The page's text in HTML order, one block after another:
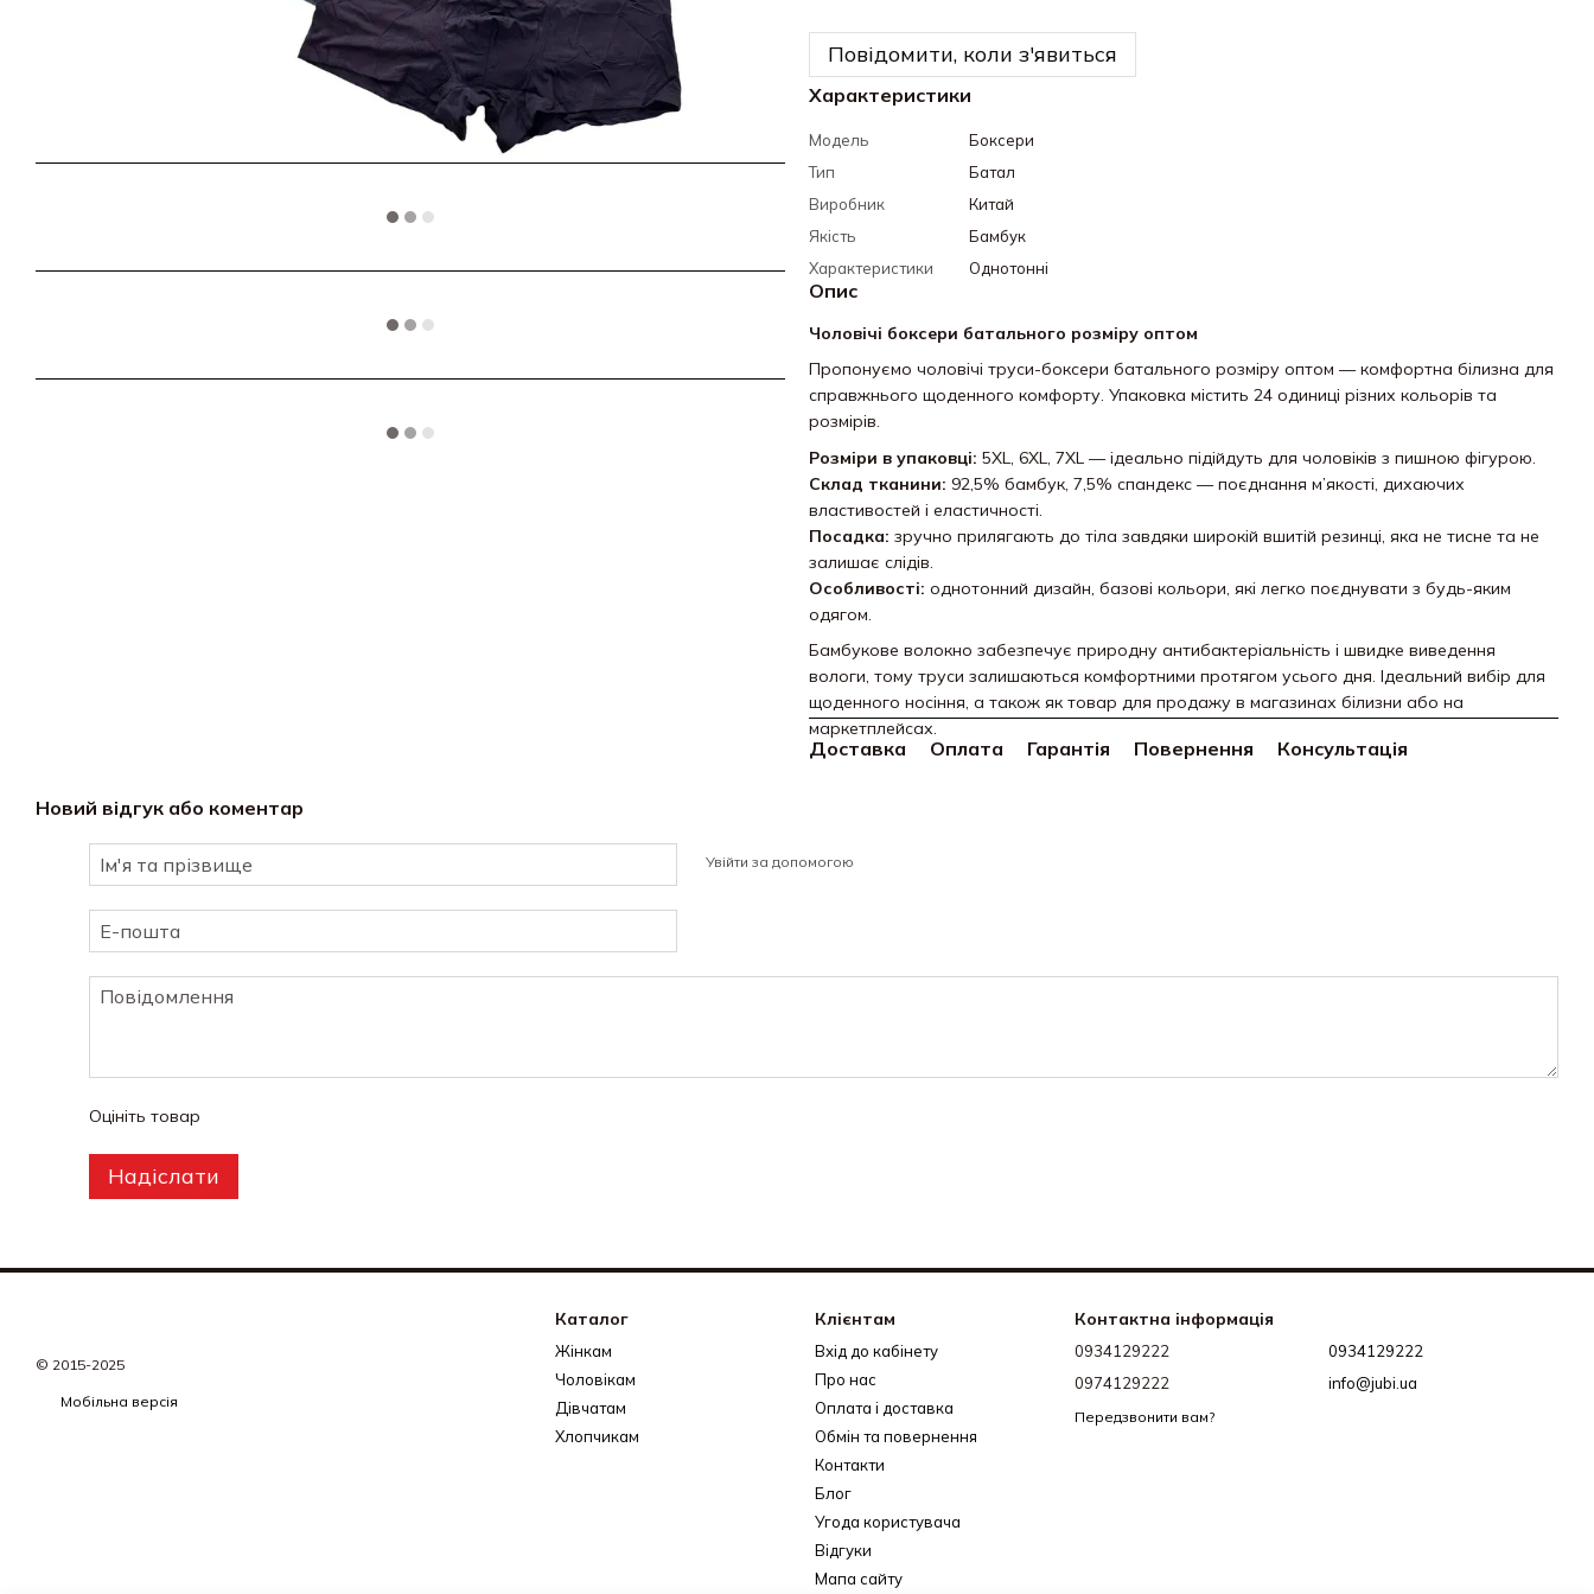
Повідомити, коли з'явиться
Характеристики
Модель
Боксери
Тип
Батал
Виробник
Китай
Якість
Бамбук
Характеристики
Однотонні
Опис
Чоловічі боксери батального розміру оптом
Пропонуємо чоловічі труси-боксери батального розміру оптом — комфортна білизна для
справжнього щоденного комфорту. Упаковка містить 24 одиниці різних кольорів та
розмірів.
Розміри в упаковці: 5XL, 6XL, 7XL — ідеально підійдуть для чоловіків з пишною фігурою.
Склад тканини: 92,5% бамбук, 7,5% спандекс — поєднання м’якості, дихаючих
властивостей і еластичності.
Посадка: зручно прилягають до тіла завдяки широкій вшитій резинці, яка не тисне та не
залишає слідів.
Особливості: однотонний дизайн, базові кольори, які легко поєднувати з будь-яким
одягом.
Бамбукове волокно забезпечує природну антибактеріальність і швидке виведення
вологи, тому труси залишаються комфортними протягом усього дня. Ідеальний вибір для
щоденного носіння, а також як товар для продажу в магазинах білизни або на
маркетплейсах.
Доставка Оплата Гарантія Повернення Консультація
Новий відгук або коментар
Увійти за допомогою
Оцініть товар
Надіслати
© 2015-2025
Мобільна версія
Каталог
Жінкам
Чоловікам
Дівчатам
Хлопчикам
Клієнтам
Вхід до кабінету
Про нас
Оплата і доставка
Обмін та повернення
Контакти
Блог
Угода користувача
Відгуки
Мапа сайту
Контактна інформація
0934129222
0974129222
Передзвонити вам?
0934129222
info@jubi.ua